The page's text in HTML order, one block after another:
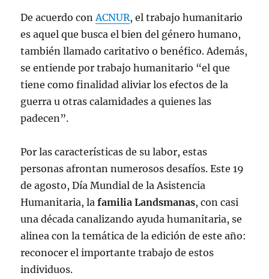
De acuerdo conACNUR, el trabajo humanitario
es aquel que busca el bien del género humano,
también llamado caritativo o benéfico. Además,
se entiende por trabajo humanitario “el que
tiene como finalidad aliviar los efectos de la
guerra u otras calamidades a quienes las
padecen”.
Por las características de su labor, estas
personas afrontan numerosos desafíos. Este 19
de agosto, Día Mundial de la Asistencia
Humanitaria, lafamilia Landsmanas, con casi
una década canalizando ayuda humanitaria, se
alinea con la temática de la edición de este año:
reconocer el importante trabajo de estos
individuos.